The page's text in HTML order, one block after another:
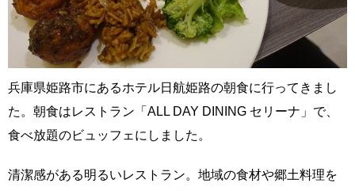
兵庫県姫路市にあるホテル日航姫路の朝食に行ってきまし
た。朝食はレストラン「ALL DAY DINING セリーナ」で、
食べ放題のビュッフェにしました。
清潔感がある明るいレストラン。地域の食材や郷土料理を